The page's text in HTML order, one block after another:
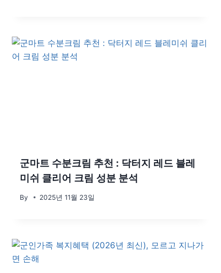
군마트 수분크림 추천 : 닥터지 레드 블레
미쉬 클리어 크림 성분 분석
By 2025년 11월 23일